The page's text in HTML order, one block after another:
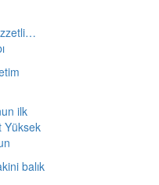
ilk
Yüksek
balık